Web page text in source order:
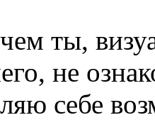
ты,
не
себе